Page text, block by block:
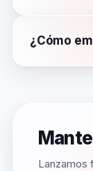
¿Cómo
Lanzamos